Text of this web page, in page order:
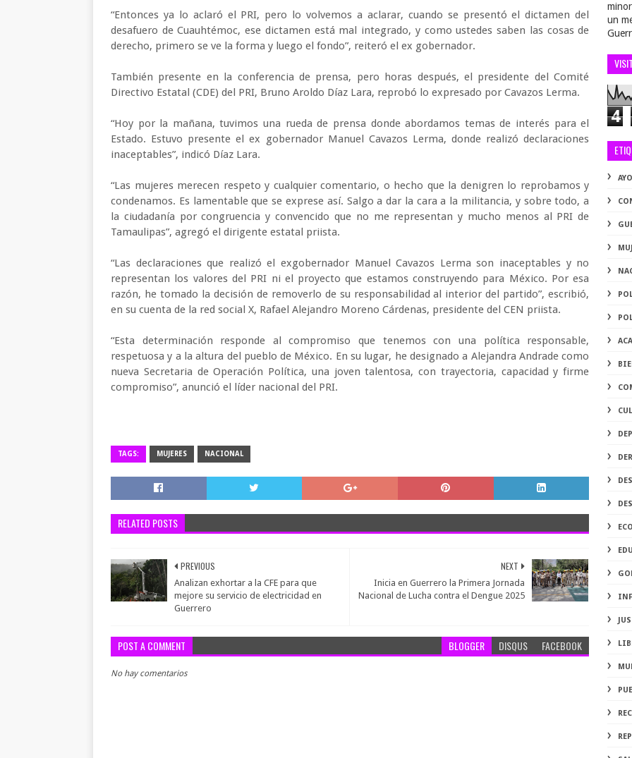
“Entonces ya lo aclaró el PRI, pero lo volvemos a aclarar, cuando se presentó el dictamen del
desafuero de Cuauhtémoc, ese dictamen está mal integrado, y como ustedes saben las cosas de
derecho, primero se ve la forma y luego el fondo”, reiteró el ex gobernador.
También presente en la conferencia de prensa, pero horas después, el presidente del Comité
Directivo Estatal (CDE) del PRI, Bruno Aroldo Díaz Lara, reprobó lo expresado por Cavazos Lerma.
“Hoy por la mañana, tuvimos una rueda de prensa donde abordamos temas de interés para el
Estado. Estuvo presente el ex gobernador Manuel Cavazos Lerma, donde realizó declaraciones
inaceptables”, indicó Díaz Lara.
“Las mujeres merecen respeto y cualquier comentario, o hecho que la denigren lo reprobamos y
condenamos. Es lamentable que se exprese así. Salgo a dar la cara a la militancia, y sobre todo, a
la ciudadanía por congruencia y convencido que no me representan y mucho menos al PRI de
Tamaulipas”, agregó el dirigente estatal priista.
“Las declaraciones que realizó el exgobernador Manuel Cavazos Lerma son inaceptables y no
representan los valores del PRI ni el proyecto que estamos construyendo para México. Por esa
razón, he tomado la decisión de removerlo de su responsabilidad al interior del partido”, escribió,
en su cuenta de la red social X, Rafael Alejandro Moreno Cárdenas, presidente del CEN priista.
“Esta determinación responde al compromiso que tenemos con una política responsable,
respetuosa y a la altura del pueblo de México. En su lugar, he designado a Alejandra Andrade como
nueva Secretaria de Operación Política, una joven talentosa, con trayectoria, capacidad y firme
compromiso”, anunció el líder nacional del PRI.
TAGS: MUJERES NACIONAL
RELATED POSTS
NEXT
Inicia en Guerrero la Primera Jornada
Nacional de Lucha contra el Dengue 2025
PREVIOUS
Analizan exhortar a la CFE para que
mejore su servicio de electricidad en
Guerrero
POST A COMMENT BLOGGER DISQUS FACEBOOK
No hay comentarios
un
4